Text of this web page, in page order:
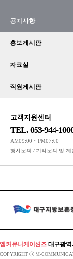
공지사항
홍보게시판
자료실
직원게시판
고객지원센터
TEL. 053-944-
AM09:00 ~ PM07:00
행사문의 / 기타문의 및 제
엠커뮤니케이션즈 대구광역
COPYRIGHT ⓒ M-